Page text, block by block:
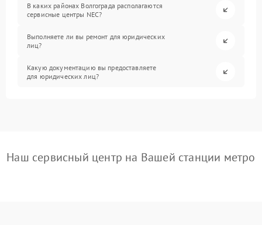
В каких районах Волгограда располагаются
сервисные центры NEC?
Выполняете ли вы ремонт для юридических
лиц?
Какую документацию вы предоставляете
для юридических лиц?
Наш сервисный центр на Вашей станции метро